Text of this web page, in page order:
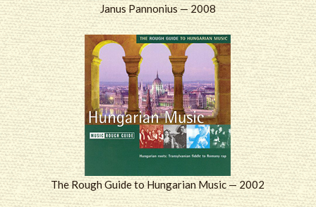
Janus Pannonius — 2008
The Rough Guide to Hungarian Music — 2002